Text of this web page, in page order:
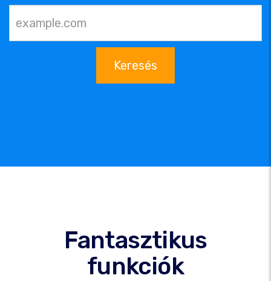
Keresés
Fantasztikus
funkciók